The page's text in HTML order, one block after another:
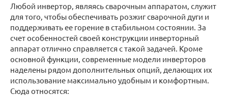
Любой инвертор, являясь сварочным аппаратом, служит
для того, чтобы обеспечивать розжиг сварочной дуги и
поддерживать ее горение в стабильном состоянии. За
счет особенностей своей конструкции инверторный
аппарат отлично справляется с такой задачей. Кроме
основной функции, современные модели инверторов
наделены рядом дополнительных опций, делающих их
использование максимально удобным и комфортным.
Сюда относятся: